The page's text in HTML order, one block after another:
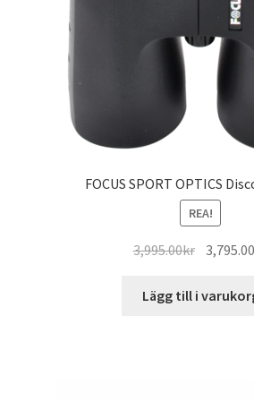
FOCUS SPORT OPTICS
REA!
3,995.00kr Det
priset
3,795.00
Lägg till i